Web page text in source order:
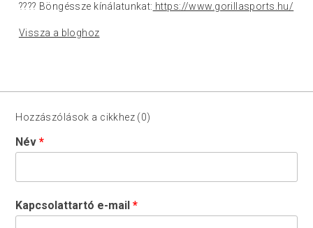
???? Böngéssze kínálatunkat: https://www.gorillasports.hu/
Vissza a bloghoz
Hozzászólások a cikkhez (0)
Név
Kapcsolattartó e-mail